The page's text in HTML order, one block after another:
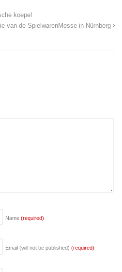
koepel
van de SpielwarenMesse in Nürnberg
Name (required)
Email (will not be published) (required)